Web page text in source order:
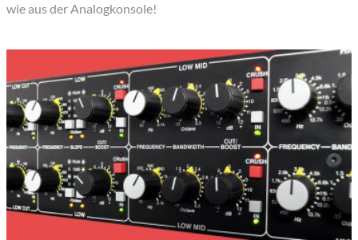
wie aus der Analogkonsole!